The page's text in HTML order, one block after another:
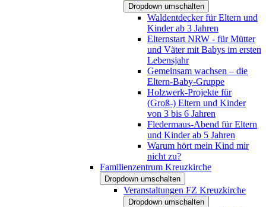
Dropdown umschalten
Waldentdecker für Eltern und
Kinder ab 3 Jahren
Elternstart NRW - für Mütter
und Väter mit Babys im ersten
Lebensjahr
Gemeinsam wachsen – die
Eltern-Baby-Gruppe
Holzwerk-Projekte für
(Groß-) Eltern und Kinder
von 3 bis 6 Jahren
Fledermaus-Abend für Eltern
und Kinder ab 5 Jahren
Warum hört mein Kind mir
nicht zu?
Familienzentrum Kreuzkirche
Dropdown umschalten
Veranstaltungen FZ Kreuzkirche
Dropdown umschalten